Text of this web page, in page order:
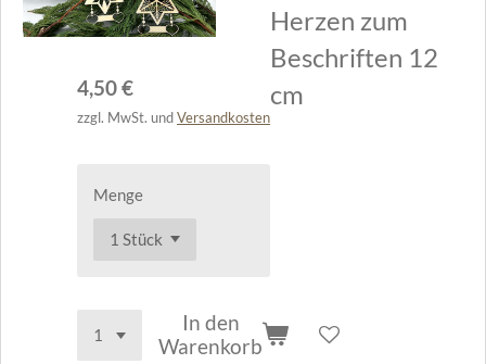
Herzen zum
Beschriften 12
cm
4,50 €
zzgl. MwSt. und Versandkosten
Menge
In den
Warenkorb